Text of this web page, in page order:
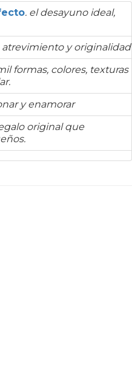
. el desayuno ideal,
atrevimiento y originalidad
formas, colores, texturas
y enamorar
original que